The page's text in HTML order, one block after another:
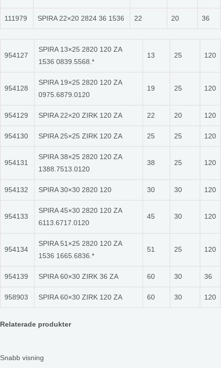
111979 SPIRA 22×20 2824 36 1536 22 20 36
954127
SPIRA 13×25 2820 120 ZA
1536 0839.5568.*
13 25 120
954128
SPIRA 19×25 2820 120 ZA
0975.6879.0120
19 25 120
954129 SPIRA 22×20 ZIRK 120 ZA 22 20 120
954130 SPIRA 25×25 ZIRK 120 ZA 25 25 120
954131
SPIRA 38×25 2820 120 ZA
1388.7513.0120
38 25 120
954132 SPIRA 30×30 2820 120 30 30 120
954133
SPIRA 45×30 2820 120 ZA
6113.6717.0120
45 30 120
954134
SPIRA 51×25 2820 120 ZA
1536 1665.6836.*
51 25 120
954139 SPIRA 60×30 ZIRK 36 ZA 60 30 36
958903 SPIRA 60×30 ZIRK 120 ZA 60 30 120
Relaterade produkter
Snabb visning